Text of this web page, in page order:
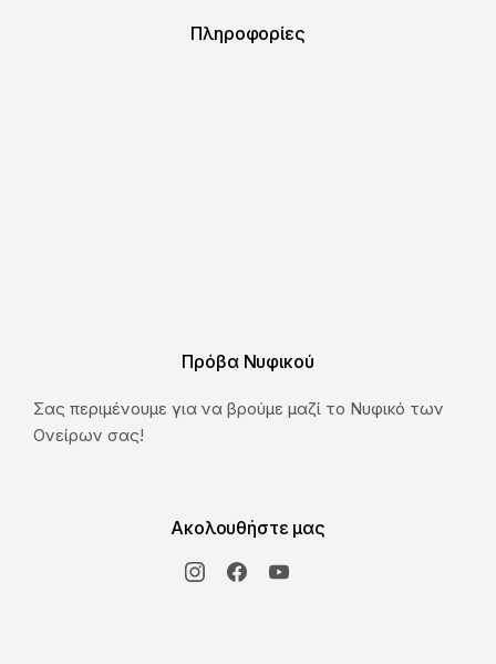
Πληροφορίες
Πρόβα Νυφικού
Σας περιμένουμε για να βρούμε μαζί το Νυφικό των
Ονείρων σας!
Ακολουθήστε μας